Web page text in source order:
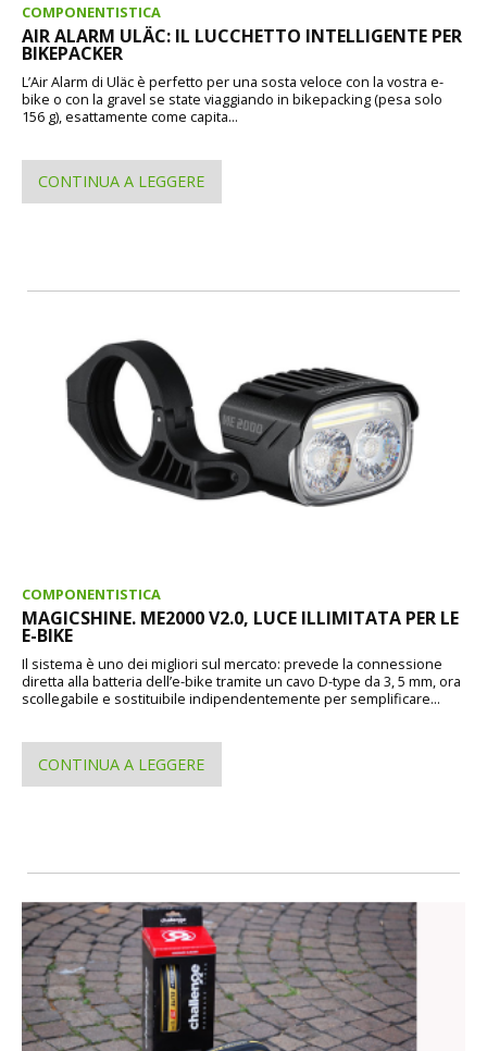
COMPONENTISTICA
AIR ALARM ULÄC: IL LUCCHETTO INTELLIGENTE PER
BIKEPACKER
L’Air Alarm di Uläc è perfetto per una sosta veloce con la vostra e-
bike o con la gravel se state viaggiando in bikepacking (pesa solo
156 g), esattamente come capita...
CONTINUA A LEGGERE
COMPONENTISTICA
MAGICSHINE. ME2000 V2.0, LUCE ILLIMITATA PER LE
E-BIKE
Il sistema è uno dei migliori sul mercato: prevede la connessione
diretta alla batteria dell’e-bike tramite un cavo D-type da 3, 5 mm, ora
scollegabile e sostituibile indipendentemente per semplificare...
CONTINUA A LEGGERE